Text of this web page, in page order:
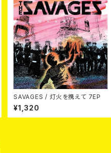
SAVAGES / 灯火を携えて 7EP
¥1,320